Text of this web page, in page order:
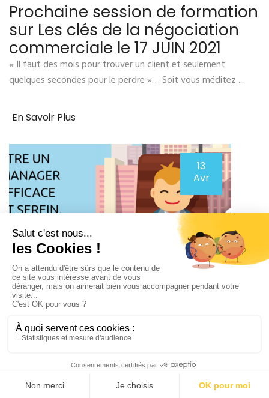
Prochaine session de formation
sur Les clés de la négociation
commerciale le 17 JUIN 2021
« Il faut des mois pour trouver un client et seulement
quelques secondes pour le perdre »… Soit vous méditez ...
En Savoir Plus
13
Avr
Actus & Événements
Prochaine session de formation
20 MAI 2021
Êtes-vous ou seriez-vous un bon manager ? Manager n’est